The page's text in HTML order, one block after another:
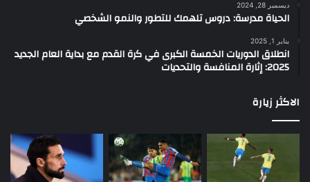
ديسمبر 28, 2024
الحياة مدرسة: دروس تلهمك للتطور والنمو الشخصي
يناير 1, 2025
انطلاق الدوريات الخمسة الكبرى في كرة القدم مع بداية العام الجديد
2025: إثارة المنافسة والتحديات
الاكثر زيارة